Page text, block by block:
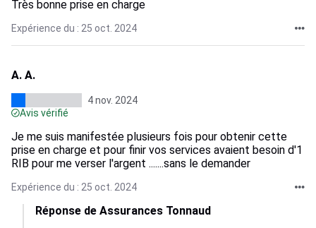
Très bonne prise en charge
Expérience du : 25 oct. 2024
A. A.
4 nov. 2024
Avis vérifié
Je me suis manifestée plusieurs fois pour obtenir cette
prise en charge et pour finir vos services avaient besoin d'1
RIB pour me verser l'argent .......sans le demander
Expérience du : 25 oct. 2024
Réponse de Assurances Tonnaud